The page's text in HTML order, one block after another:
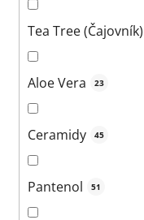
Tea Tree (Čajovník)
Aloe Vera 23
Ceramidy 45
Pantenol 51